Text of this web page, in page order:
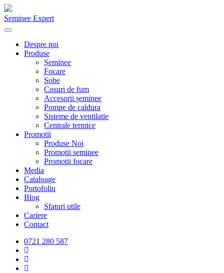
Seminee Expert
Despre noi
Produse
Șeminee
Focare
Sobe
Cosuri de fum
Accesorii șeminee
Pompe de caldura
Sisteme de ventilatie
Centrale termice
Promotii
Produse Noi
Promotii seminee
Promotii focare
Media
Cataloage
Portofoliu
Blog
Sfaturi utile
Cariere
Contact
0721 280 587